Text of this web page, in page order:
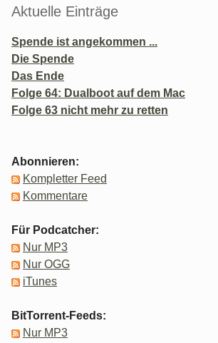
Aktuelle Einträge
Spende ist angekommen ...
Die Spende
Das Ende
Folge 64: Dualboot auf dem Mac
Folge 63 nicht mehr zu retten
Abonnieren:
Kompletter Feed
Kommentare
Für Podcatcher:
Nur MP3
Nur OGG
iTunes
BitTorrent-Feeds:
Nur MP3